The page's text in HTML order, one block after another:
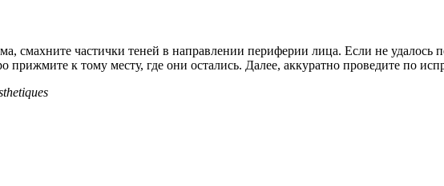
смахните частички теней в направлении периферии лица. Если не удалось
к тому месту, где они остались. Далее, аккуратно проведите по